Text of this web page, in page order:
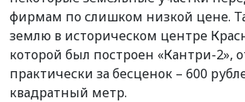
фирмам по слишком низкой цене.
землю в историческом центре
которой был построен «Кантри-2»,
практически за бесценок – 600
квадратный метр.